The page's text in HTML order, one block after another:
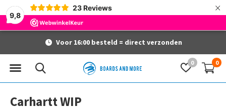
9,8
23 Reviews ×
0 0
= direct verzonden
Carhartt WIP